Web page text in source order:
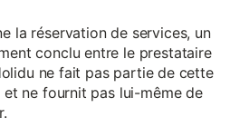
la réservation de services, un
conclu entre le prestataire
ne fait pas partie de cette
ne fournit pas lui-même de